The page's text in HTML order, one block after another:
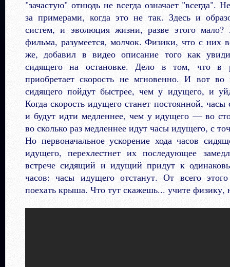
"зачастую" отнюдь не всегда означает "всегда".
за примерами, когда это не так. Здесь и
систем, и эволюция жизни, разве этого
фильма, разумеется, молчок. Физики, что с них
же, добавил в видео описание того как
сидящего на остановке. Дело в том, что в
приобретает скорость не мгновенно. И вот во
сидящего пойдут быстрее, чем у идущего, и
Когда скорость идущего станет постоянной, часы
и будут идти медленнее, чем у идущего — во
во сколько раз медленнее идут часы идущего, с
Но первоначальное ускорение хода часов
идущего, перехлестнет их последующее
встрече сидящий и идущий придут к
часов: часы идущего отстанут. От всего
поехать крыша. Что тут скажешь... учите физику,